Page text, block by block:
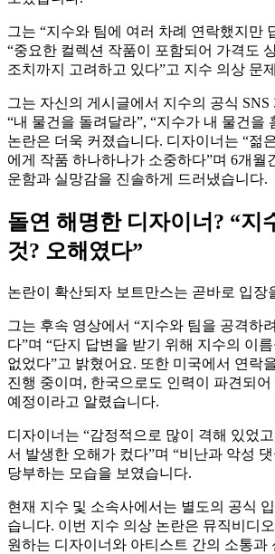
그는 “지수와 팀에 여러 차례 연락했지만
“중요한 컬렉션 작품이 포함되어 가격도
조치까지 고려하고 있다”고 지수 의상 문
그는 자신의 게시글에서 지수의 공식 SNS
“내 물건을 돌려달라”, “지수가 내 물건을
논란은 더욱 커졌습니다. 디자이너는 “젊
에게 작품 하나하나가 소중하다”며 6개월
운함과 실망감을 진솔하게 드러냈습니다.
돌연 해명한 디자이너? “지
것? 오해였다”
논란이 확산되자 보트만스는 곧바로 입장
그는 후속 영상에서 “지수와 팀을 공격하
다”며 “단지 답변을 받기 위해 지수의 이
없었다”고 밝혔어요. 또한 미국에서 연락
진행 중이며, 한국으로도 인력이 파견되
예정이라고 알렸습니다.
디자이너는 “감정적으로 많이 격해 있었
서 발생한 오해가 컸다”며 “비난과 악성
당부하는 모습을 보였습니다.
현재 지수 및 소속사에서는 별도의 공식
습니다. 이번 지수 의상 논란은 뮤직비디
원하는 디자이너와 아티스트 간의 소통과